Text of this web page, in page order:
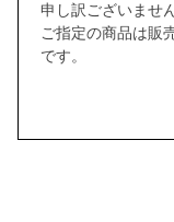
申し訳ございません
ご指定の商品は販
です。